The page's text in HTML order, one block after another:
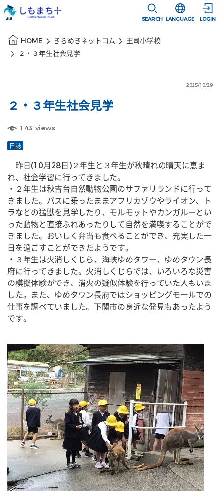
SEARCH
選択すると言
LANGUAGE LOGIN
HOME きらめきネットコム
王司小学校
２・３年生社会見学
2025/10/29
２・３年生社会見学
143 views
日誌
昨日(10月28日)２年生と３年生が秋晴れの晴天に恵ま
れ、社会学習に行ってきました。
・２年生は秋吉台自然動物公園のサファリランドに行って
きました。バスに乗ったままアフリカゾウやライオン、ト
ラなどの猛獣を見学したり、モルモットやカンガルーとい
った動物と直接ふれあったりして自然を満喫することがで
きました。おいしく弁当も食べることができ、充実した一
日を過ごすことができたようです。
・３年生は火消しくじら、海峡ゆめタワー、ゆめタウン長
府に行ってきました。火消しくじらでは、いろいろな災害
の模擬体験ができ、消火の疑似体験を行っていた人もいま
した。また、ゆめタウン長府ではショッピングモールでの
仕事を調べていました。下関市の身近な発見もあったよう
です。